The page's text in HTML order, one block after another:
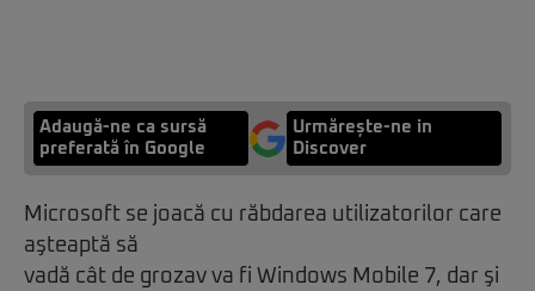
Adaugă-ne ca sursă
preferată în Google
Urmărește-ne in
Discover
Microsoft se joacă cu răbdarea utilizatorilor care
aşteaptă să
vadă cât de grozav va fi Windows Mobile 7, dar şi